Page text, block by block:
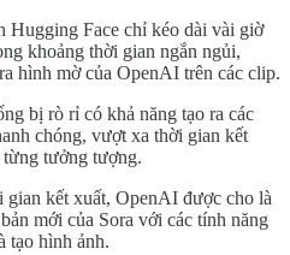
Hugging Face chỉ kéo dài vài giờ
khoảng thời gian ngắn ngủi,
hình mờ của OpenAI trên các clip.
bị rò rỉ có khả năng tạo ra các
chóng, vượt xa thời gian kết
tưởng tượng.
gian kết xuất, OpenAI được cho là
mới của Sora với các tính năng
tạo hình ảnh.